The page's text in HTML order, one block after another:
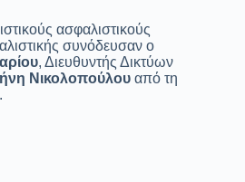
ασφαλιστικούς
συνόδευσαν ο
, Διευθυντής Δικτύων
Νικολοπούλου από τη